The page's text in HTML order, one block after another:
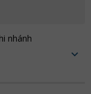
nhánh